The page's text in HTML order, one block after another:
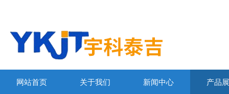
网站首页 关于我们 新闻中心 产品